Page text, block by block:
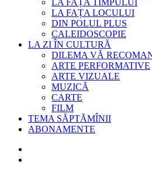
LA FAȚA TIMPULUI
LA FAȚA LOCULUI
DIN POLUL PLUS
CALEIDOSCOPIE
LA ZI ÎN CULTURĂ
DILEMA VĂ
ARTE PERFORMATIVE
ARTE VIZUALE
MUZICĂ
CARTE
FILM
TEMA SĂPTĂMÎNII
ABONAMENTE